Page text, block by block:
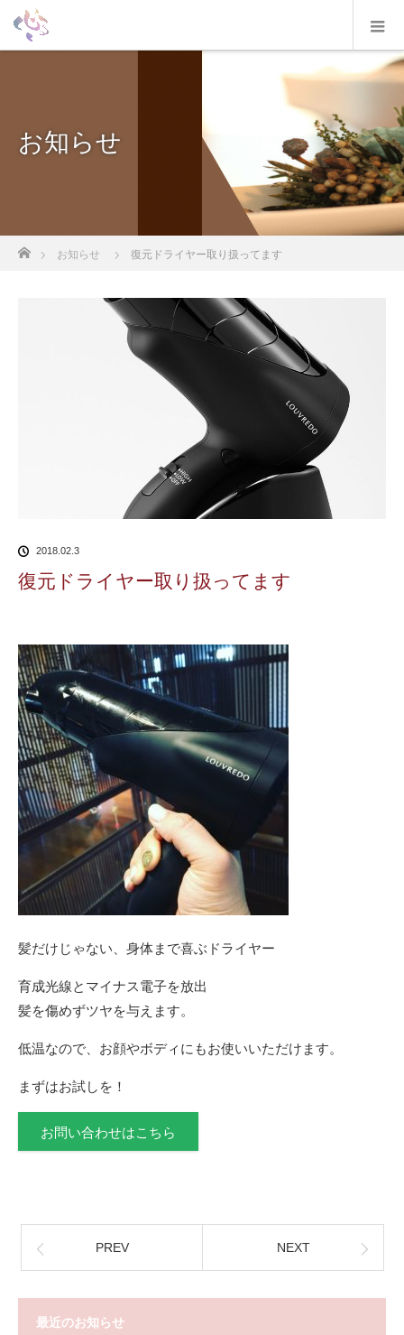
お知らせ
お知らせ 復元ドライヤー取り扱ってます
2018.02.3
復元ドライヤー取り扱ってます
髪だけじゃない、身体まで喜ぶドライヤー
育成光線とマイナス電子を放出
髪を傷めずツヤを与えます。
低温なので、お顔やボディにもお使いいただけます。
まずはお試しを！
お問い合わせはこちら
PREV NEXT
最近のお知らせ